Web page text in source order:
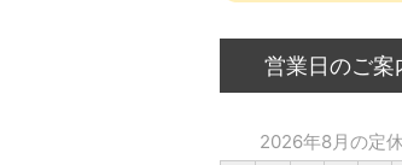
営業日のご案
2026年8月の定